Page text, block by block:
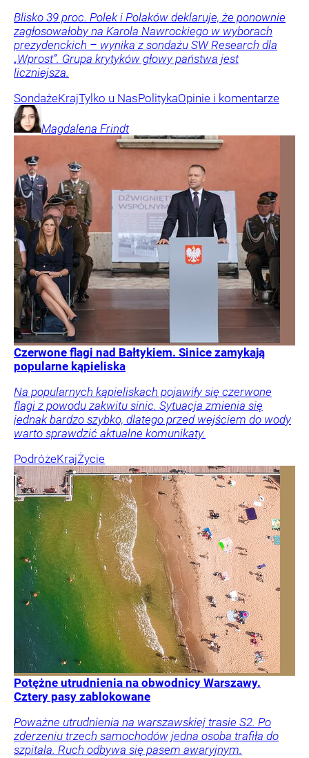
Blisko 39 proc. Polek i Polaków deklaruje, że ponownie
zagłosowałoby na Karola Nawrockiego w wyborach
prezydenckich – wynika z sondażu SW Research dla
„Wprost”. Grupa krytyków głowy państwa jest
liczniejsza.
SondażeKrajTylko u NasPolitykaOpinie i komentarze
Magdalena Frindt
Czerwone flagi nad Bałtykiem. Sinice zamykają
popularne kąpieliska
Na popularnych kąpieliskach pojawiły się czerwone
flagi z powodu zakwitu sinic. Sytuacja zmienia się
jednak bardzo szybko, dlatego przed wejściem do wody
warto sprawdzić aktualne komunikaty.
PodróżeKrajŻycie
Potężne utrudnienia na obwodnicy Warszawy.
Cztery pasy zablokowane
Poważne utrudnienia na warszawskiej trasie S2. Po
zderzeniu trzech samochodów jedna osoba trafiła do
szpitala. Ruch odbywa się pasem awaryjnym.